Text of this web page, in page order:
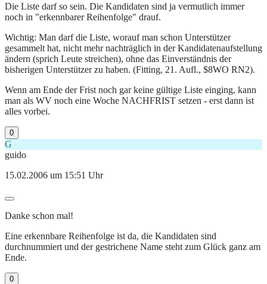
Die Liste darf so sein. Die Kandidaten sind ja vermutlich immer
noch in "erkennbarer Reihenfolge" drauf.
Wichtig: Man darf die Liste, worauf man schon Unterstützer
gesammelt hat, nicht mehr nachträglich in der Kandidatenaufstellung
ändern (sprich Leute streichen), ohne das Einverständnis der
bisherigen Unterstützer zu haben. (Fitting, 21. Aufl., $8WO RN2).
Wenn am Ende der Frist noch gar keine gültige Liste einging, kann
man als WV noch eine Woche NACHFRIST setzen - erst dann ist
alles vorbei.
0
G
guido
15.02.2006 um 15:51 Uhr
Danke schon mal!
Eine erkennbare Reihenfolge ist da, die Kandidaten sind
durchnummiert und der gestrichene Name steht zum Glück ganz am
Ende.
0